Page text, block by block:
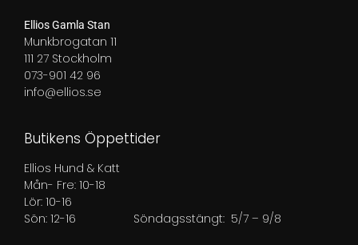
Ellios Gamla Stan
Munkbrogatan 11
111 27 Stockholm
073-901 42 96
info@ellios.se
Butikens Öppettider
Ellios Hund & Katt
Mån- Fre: 10-18
Lör: 10-16
Sön: 12-16 Söndagsstängt: 5/7 – 9/8